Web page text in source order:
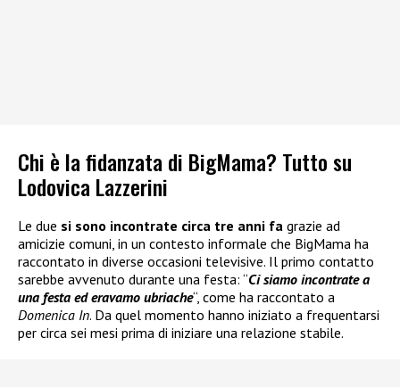
Chi è la fidanzata di BigMama? Tutto su
Lodovica Lazzerini
Le due si sono incontrate circa tre anni fa grazie ad
amicizie comuni, in un contesto informale che BigMama ha
raccontato in diverse occasioni televisive. Il primo contatto
sarebbe avvenuto durante una festa: “Ci siamo incontrate a
una festa ed eravamo ubriache“, come ha raccontato a
Domenica In. Da quel momento hanno iniziato a frequentarsi
per circa sei mesi prima di iniziare una relazione stabile.